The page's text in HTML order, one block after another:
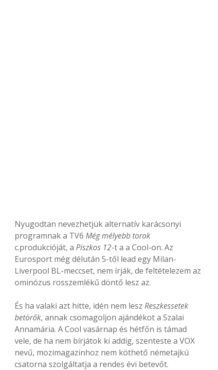
Nyugodtan nevezhetjük alternatív karácsonyi
programnak a TV6 Még mélyebb torok
c.produkcióját, a Piszkos 12-t a a Cool-on. Az
Eurosport még délután 5-től lead egy Milan-
Liverpool BL-meccset, nem írják, de feltételezem az
ominózus rosszemlékű döntő lesz az.
És ha valaki azt hitte, idén nem lesz Reszkessetek
betörők, annak csomagoljon ajándékot a Szalai
Annamária. A Cool vasárnap és hétfőn is támad
vele, de ha nem bírjátok ki addig, szenteste a VOX
nevű, mozimagazinhoz nem köthető németajkú
csatorna szolgáltatja a rendes évi betevőt.